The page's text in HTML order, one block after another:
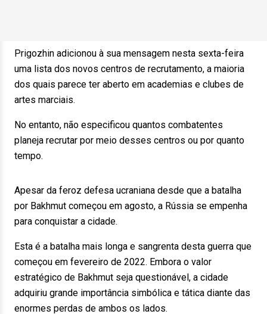
Prigozhin adicionou à sua mensagem nesta sexta-feira
uma lista dos novos centros de recrutamento, a maioria
dos quais parece ter aberto em academias e clubes de
artes marciais.
No entanto, não especificou quantos combatentes
planeja recrutar por meio desses centros ou por quanto
tempo.
Apesar da feroz defesa ucraniana desde que a batalha
por Bakhmut começou em agosto, a Rússia se empenha
para conquistar a cidade.
Esta é a batalha mais longa e sangrenta desta guerra que
começou em fevereiro de 2022. Embora o valor
estratégico de Bakhmut seja questionável, a cidade
adquiriu grande importância simbólica e tática diante das
enormes perdas de ambos os lados.